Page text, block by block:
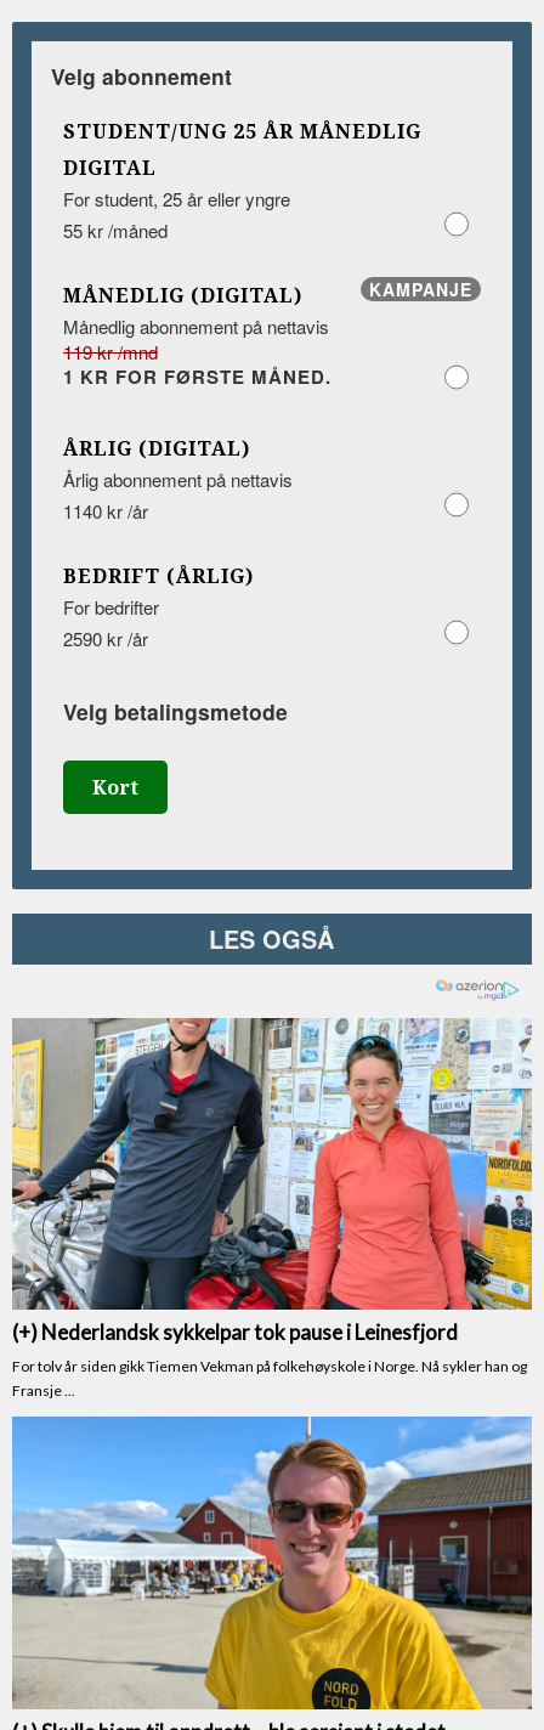
Velg abonnement
STUDENT/UNG 25 ÅR MÅNEDLIG
DIGITAL
For student, 25 år eller yngre
55 kr /måned
KAMPANJE
MÅNEDLIG (DIGITAL)
Månedlig abonnement på nettavis
119 kr /mnd
1 KR FOR FØRSTE MÅNED.
ÅRLIG (DIGITAL)
Årlig abonnement på nettavis
1140 kr /år
BEDRIFT (ÅRLIG)
For bedrifter
2590 kr /år
Velg betalingsmetode
Kort
LES OGSÅ